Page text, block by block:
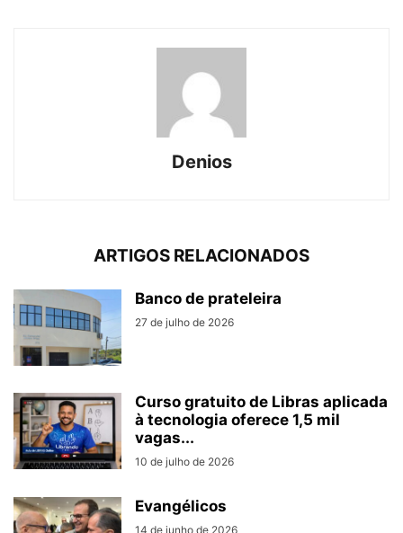
Denios
ARTIGOS RELACIONADOS
Banco de prateleira
27 de julho de 2026
Curso gratuito de Libras aplicada
à tecnologia oferece 1,5 mil
vagas...
10 de julho de 2026
Evangélicos
14 de junho de 2026